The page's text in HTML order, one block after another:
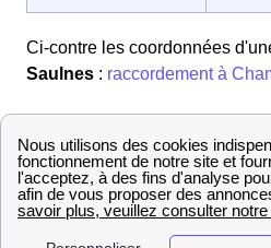
Ci-contre les coordonnées
Saulnes : raccordement à
détaillées :
Comment est composé le
Saulnes ?